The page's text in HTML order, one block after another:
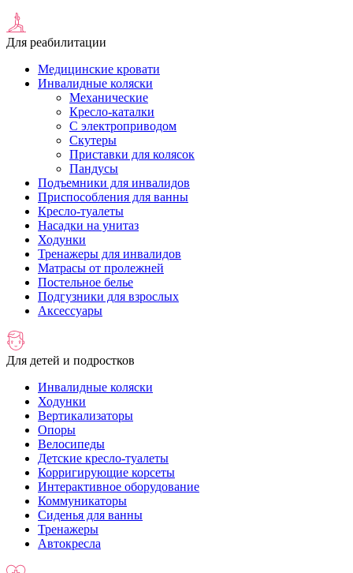
Для реабилитации
Медицинские кровати
Инвалидные коляски
Механические
Кресло-каталки
С электроприводом
Скутеры
Приставки для колясок
Пандусы
Подъемники для инвалидов
Приспособления для ванны
Кресло-туалеты
Насадки на унитаз
Ходунки
Тренажеры для инвалидов
Матрасы от пролежней
Постельное белье
Подгузники для взрослых
Аксессуары
Для детей и подростков
Инвалидные коляски
Ходунки
Вертикализаторы
Опоры
Велосипеды
Детские кресло-туалеты
Корригирующие корсеты
Интерактивное оборудование
Коммуникаторы
Сиденья для ванны
Тренажеры
Автокресла